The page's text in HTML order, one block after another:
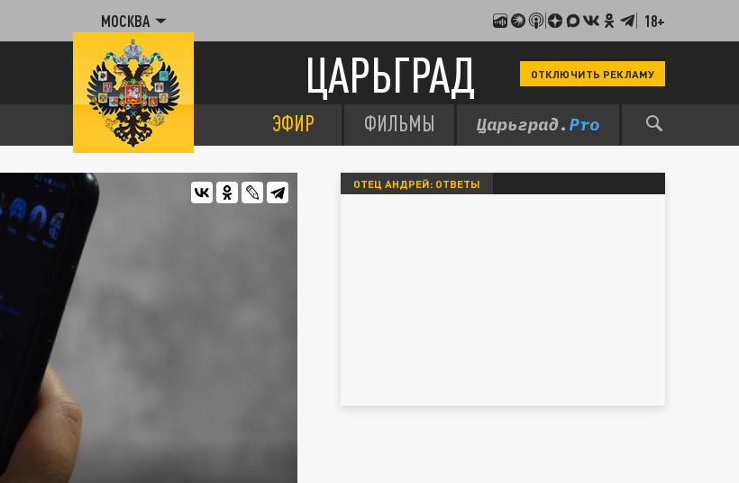
МОСКВА 18+
ЦАРЬГРАД ОТКЛЮЧИТЬ РЕКЛАМУ
ЭФИР ФИЛЬМЫ
ОТЕЦ АНДРЕЙ: ОТВЕТЫ